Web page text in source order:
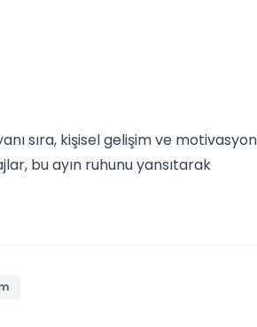
sıra, kişisel gelişim ve motivasyon
bu ayın ruhunu yansıtarak